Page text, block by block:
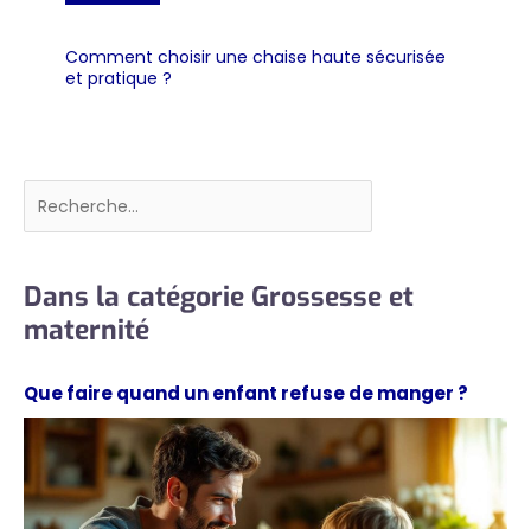
Comment choisir une chaise haute sécurisée
et pratique ?
Rechercher
Dans la catégorie Grossesse et
maternité
Que faire quand un enfant refuse de manger ?